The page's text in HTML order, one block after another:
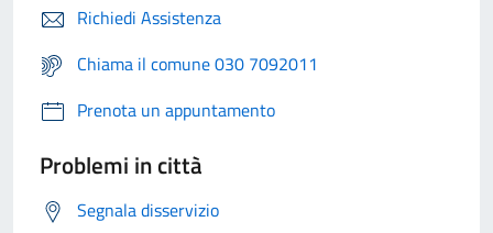
Richiedi Assistenza
Chiama il comune 030 7092011
Prenota un appuntamento
Problemi in città
Segnala disservizio